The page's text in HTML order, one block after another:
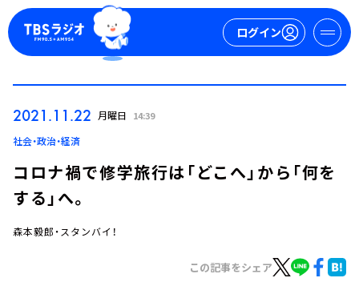
ログイン
2021.11.22 月曜日 14:39
社会・政治・経済
コロナ禍で修学旅行は「どこへ」から「何を
する」へ。
森本毅郎・スタンバイ！
この記事をシェア